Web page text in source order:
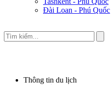
Đài Loan - Phú Quốc
Thông tin du lịch